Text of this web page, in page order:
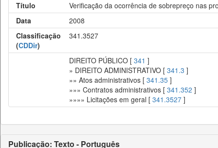
Título
Verificação da ocorrência de sobrepreço nas
Data
2008
Classificação
(CDDir)
341.3527
DIREITO PÚBLICO [ 341 ]
» DIREITO ADMINISTRATIVO [ 341.3 ]
»» Atos administrativos [ 341.35 ]
»»» Contratos administrativos [ 341.352 ]
»»»» Licitações em geral [ 341.3527 ]
Publicação: Texto - Português